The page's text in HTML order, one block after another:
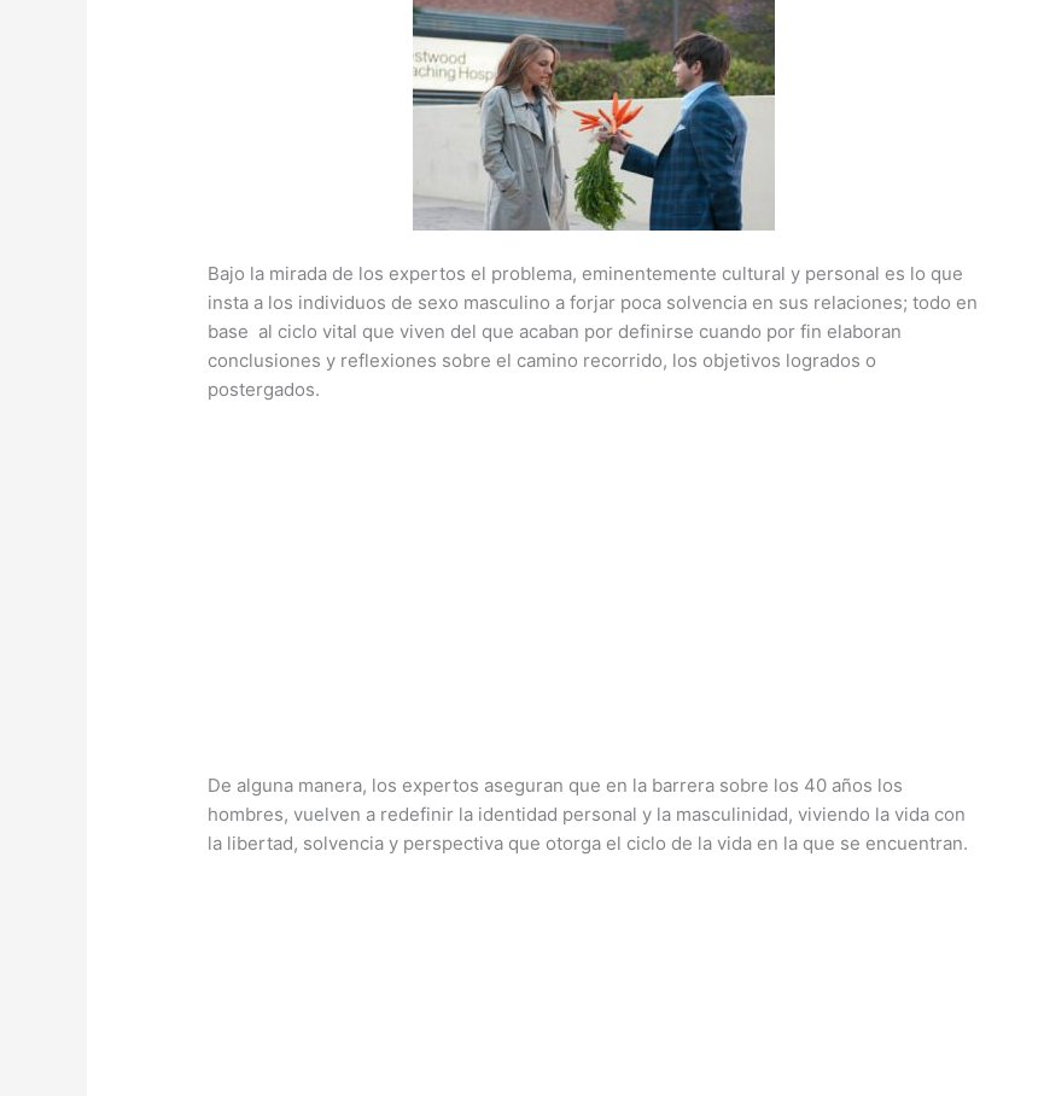
Bajo la mirada de los expertos el problema, eminentemente cultural y personal es lo que
insta a los individuos de sexo masculino a forjar poca solvencia en sus relaciones; todo en
base al ciclo vital que viven del que acaban por definirse cuando por fin elaboran
conclusiones y reflexiones sobre el camino recorrido, los objetivos logrados o
postergados.
De alguna manera, los expertos aseguran que en la barrera sobre los 40 años los
hombres, vuelven a redefinir la identidad personal y la masculinidad, viviendo la vida con
la libertad, solvencia y perspectiva que otorga el ciclo de la vida en la que se encuentran.